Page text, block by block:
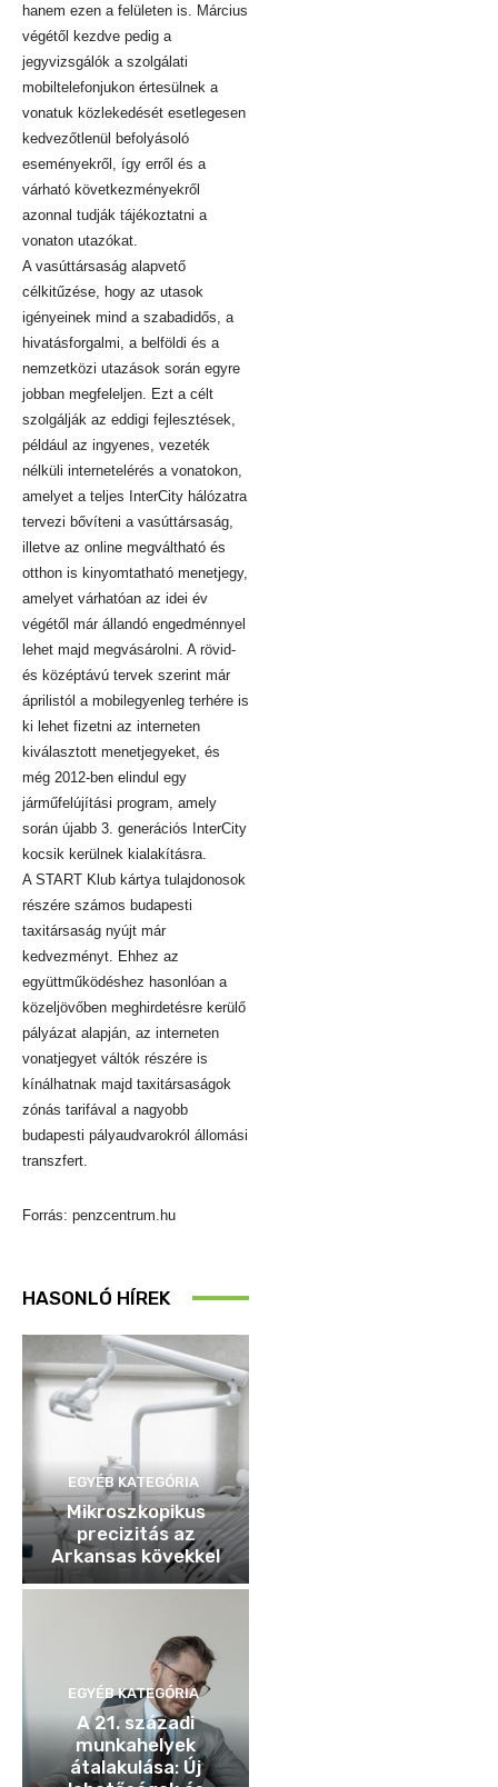
hanem ezen a felületen is. Március
végétől kezdve pedig a
jegyvizsgálók a szolgálati
mobiltelefonjukon értesülnek a
vonatuk közlekedését esetlegesen
kedvezőtlenül befolyásoló
eseményekről, így erről és a
várható következményekről
azonnal tudják tájékoztatni a
vonaton utazókat.
A vasúttársaság alapvető
célkitűzése, hogy az utasok
igényeinek mind a szabadidős, a
hivatásforgalmi, a belföldi és a
nemzetközi utazások során egyre
jobban megfeleljen. Ezt a célt
szolgálják az eddigi fejlesztések,
például az ingyenes, vezeték
nélküli internetelérés a vonatokon,
amelyet a teljes InterCity hálózatra
tervezi bővíteni a vasúttársaság,
illetve az online megváltható és
otthon is kinyomtatható menetjegy,
amelyet várhatóan az idei év
végétől már állandó engedménnyel
lehet majd megvásárolni. A rövid-
és középtávú tervek szerint már
áprilistól a mobilegyenleg terhére is
ki lehet fizetni az interneten
kiválasztott menetjegyeket, és
még 2012-ben elindul egy
járműfelújítási program, amely
során újabb 3. generációs InterCity
kocsik kerülnek kialakításra.
A START Klub kártya tulajdonosok
részére számos budapesti
taxitársaság nyújt már
kedvezményt. Ehhez az
együttműködéshez hasonlóan a
közeljövőben meghirdetésre kerülő
pályázat alapján, az interneten
vonatjegyet váltók részére is
kínálhatnak majd taxitársaságok
zónás tarifával a nagyobb
budapesti pályaudvarokról állomási
transzfert.
Forrás: penzcentrum.hu
HASONLÓ HÍREK
EGYÉB KATEGÓRIA
Mikroszkopikus
precizitás az
Arkansas kövekkel
EGYÉB KATEGÓRIA
A 21. századi
munkahelyek
átalakulása: Új